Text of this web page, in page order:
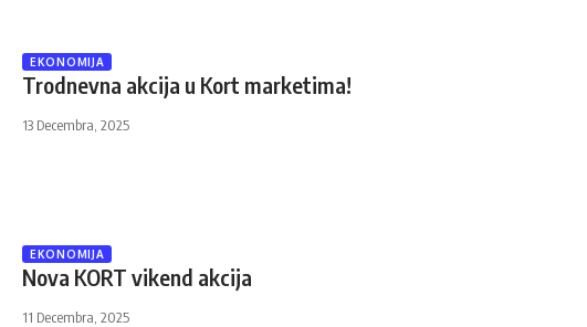
EKONOMIJA
Trodnevna akcija u Kort marketima!
13 Decembra, 2025
EKONOMIJA
Nova KORT vikend akcija
11 Decembra, 2025